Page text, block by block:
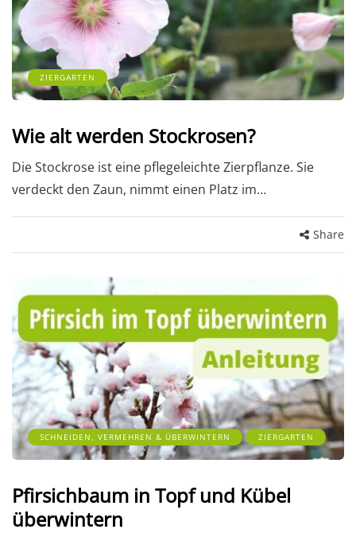
ZIERGARTEN
Wie alt werden Stockrosen?
Die Stockrose ist eine pflegeleichte Zierpflanze. Sie
verdeckt den Zaun, nimmt einen Platz im…
Share
SCHNEIDEN, VERMEHREN & ÜBERWINTERN ZIERGARTEN
Pfirsichbaum in Topf und Kübel
überwintern